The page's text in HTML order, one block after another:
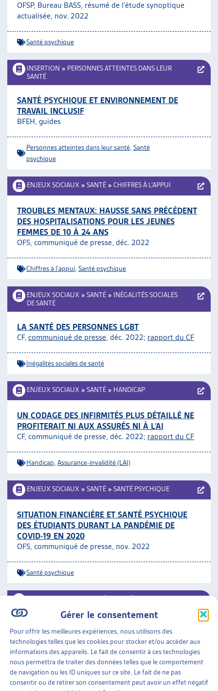
Gérer le consentement
Pour offrir les meilleures expériences, nous utilisons des
technologies telles que les cookies pour stocker et/ou accéder aux
informations des appareils. Le fait de consentir à ces technologies
nous permettra de traiter des données telles que le comportement
de navigation ou les ID uniques sur ce site. Le fait de ne pas
consentir ou de retirer son consentement peut avoir un effet négatif
OFSP, Bureau BASS, résumé de l’étude synoptique
actualisée, nov. 2022
Santé psychique
INSERTION » PERSONNES ATTEINTES DANS LEUR
SANTÉ
SANTÉ PSYCHIQUE ET ENVIRONNEMENT DE
TRAVAIL INCLUSIF
BFEH, guides
Personnes atteintes dans leur santé Santé
psychique
ENJEUX SOCIAUX » SANTÉ » CHIFFRES À L’APPUI
TROUBLES MENTAUX: HAUSSE SANS PRÉCÉDENT
DES HOSPITALISATIONS POUR LES JEUNES
FEMMES DE 10 À 24 ANS
OFS, communiqué de presse, déc. 2022
Chiffres à l'appui Santé psychique
ENJEUX SOCIAUX » SANTÉ » INÉGALITÉS SOCIALES
DE SANTÉ
LA SANTÉ DES PERSONNES LGBT
CF, communiqué de presse, déc. 2022; rapport du CF
Inégalités sociales de santé
ENJEUX SOCIAUX » SANTÉ » HANDICAP
UN CODAGE DES INFIRMITÉS PLUS DÉTAILLÉ NE
PROFITERAIT NI AUX ASSURÉS NI À L’AI
CF, communiqué de presse, déc. 2022; rapport du CF
Handicap Assurance-invalidité (LAI)
ENJEUX SOCIAUX » SANTÉ » SANTÉ PSYCHIQUE
SITUATION FINANCIÈRE ET SANTÉ PSYCHIQUE
DES ÉTUDIANTS DURANT LA PANDÉMIE DE
COVID-19 EN 2020
OFS, communiqué de presse, nov. 2022
Santé psychique
2020
OFS, communiqué de presse, nov. 2022
Santé psychique